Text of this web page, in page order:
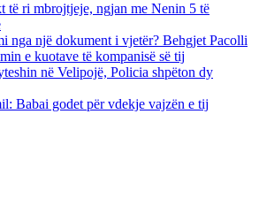
të ri mbrojtjeje, ngjan me Nenin 5 të
nga një dokument i vjetër? Behgjet Pacolli
e kuotave të kompanisë së tij
në Velipojë, Policia shpëton dy
Babai godet për vdekje vajzën e tij